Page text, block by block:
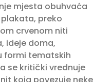
mjesta obuhvaća
preko
crvenom niti
ideje doma,
formi tematskih
se kritički vrednuje